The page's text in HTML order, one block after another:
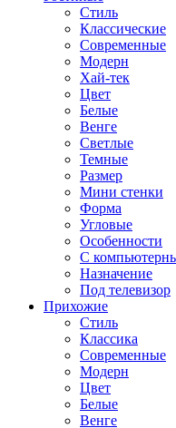
Стиль
Классические
Современные
Модерн
Хай-тек
Цвет
Белые
Венге
Светлые
Темные
Размер
Мини стенки
Форма
Угловые
Особенности
С
Назначение
Под телевизор
Прихожие
Стиль
Классика
Современные
Модерн
Цвет
Белые
Венге